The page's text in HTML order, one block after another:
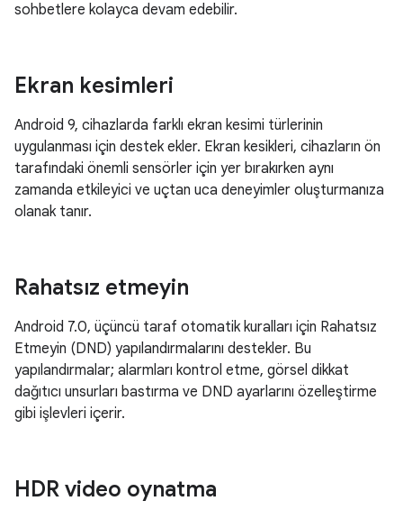
sohbetlere kolayca devam edebilir.
Ekran kesimleri
Android 9, cihazlarda farklı ekran kesimi türlerinin
uygulanması için destek ekler. Ekran kesikleri, cihazların ön
tarafındaki önemli sensörler için yer bırakırken aynı
zamanda etkileyici ve uçtan uca deneyimler oluşturmanıza
olanak tanır.
Rahatsız etmeyin
Android 7.0, üçüncü taraf otomatik kuralları için Rahatsız
Etmeyin (DND) yapılandırmalarını destekler. Bu
yapılandırmalar; alarmları kontrol etme, görsel dikkat
dağıtıcı unsurları bastırma ve DND ayarlarını özelleştirme
gibi işlevleri içerir.
HDR video oynatma